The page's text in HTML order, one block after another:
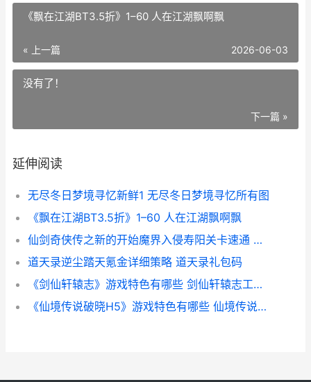
《飘在江湖BT3.5折》1–60 人在江湖飘啊飘
« 上一篇 2026-06-03
没有了！
下一篇 »
延伸阅读
无尽冬日梦境寻忆新鲜1 无尽冬日梦境寻忆所有图
《飘在江湖BT3.5折》1–60 人在江湖飘啊飘
仙剑奇侠传之新的开始魔界入侵寿阳关卡速通 仙剑奇侠传之新的开始谁不是女娲的后人
道天录逆尘踏天氪金详细策略 道天录礼包码
《剑仙轩辕志》游戏特色有哪些 剑仙轩辕志工坊配方
《仙境传说破晓H5》游戏特色有哪些 仙境传说破碎时空指针